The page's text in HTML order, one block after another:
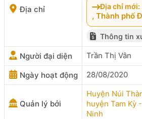
Địa chỉ Địa chỉ mới:
, Thành phố
Thông tin
Người đại diện Trần Thị Vân
Ngày hoạt động 28/08/2020
Quản lý bởi
Huyện Núi
huyện Tam Kỳ
Ninh